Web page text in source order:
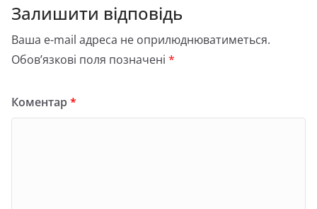
Залишити відповідь
Ваша e-mail адреса не оприлюднюватиметься.
Обов’язкові поля позначені *
Коментар*